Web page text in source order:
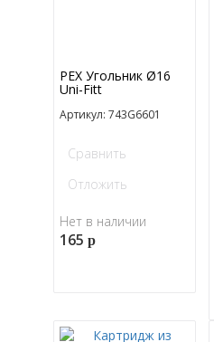
PEX Угольник Ø16
Uni-Fitt
Артикул: 743G6601
Сравнить
Отложить
Нет в наличии
165p